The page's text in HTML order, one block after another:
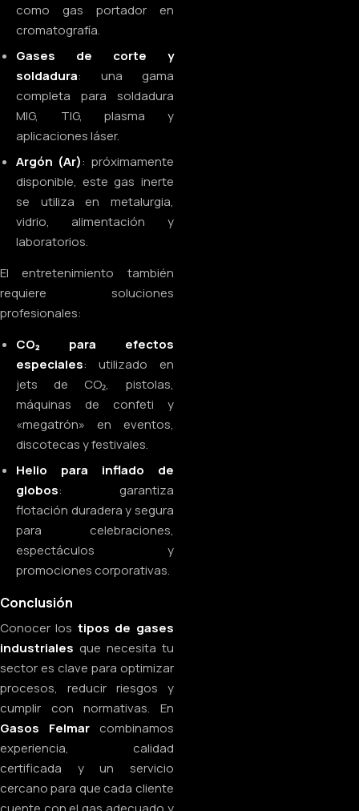
como gas portador en
cromatografía.
Gases de corte y
soldadura: una gama
completa para soldadura
MIG, TIG, plasma y
aplicaciones láser.
Argón (Ar): próximamente
disponible, este gas inerte
se utiliza en metalurgia,
vidrio, alimentación y
laboratorios.
El entretenimiento también
requiere soluciones
profesionales:
CO₂ para efectos
especiales: utilizado en
jets de CO₂, pistolas,
máquinas de confeti y
«megatrón» en eventos,
discotecas y festivales.
Helio para inflado de
globos: garantiza
flotación duradera y segura
para celebraciones,
espectáculos y
promociones corporativas.
Conclusión
Conocer los tipos de gases
industriales que necesita tu
sector es clave para optimizar
procesos, reducir riesgos y
cumplir con normativas. En
Gasos Felmarcombinamos
experiencia, calidad
certificada y un servicio
cercano para que cada cliente